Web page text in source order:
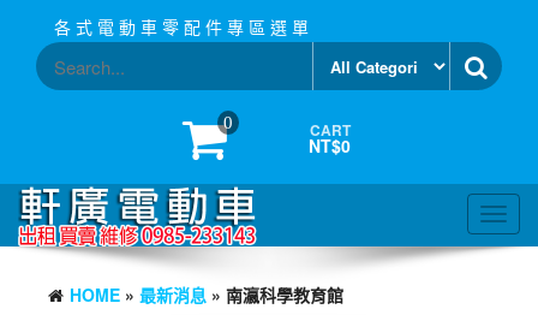
content
各 式 電 動 車 零 配 件 專 區 選 單
0 CART
NT$0
HOME » 最新消息 » 南瀛科學教育館